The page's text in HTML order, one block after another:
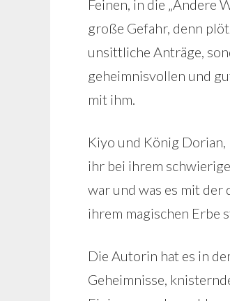
Feinen, in die „Andere
große Gefahr, denn
unsittliche Anträge,
geheimnisvollen und
mit ihm.
Kiyo und König
ihr bei ihrem
war und was es mit
ihrem magischen Erbe
Die Autorin hat es in
Geheimnisse,